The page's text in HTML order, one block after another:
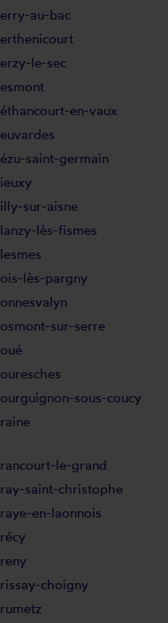
au-bac
le-sec
en-vaux
saint-germain
sur-aisne
lès-fismes
lès-pargny
sur-serre
sous-coucy
le-grand
saint-christophe
en-laonnois
choigny